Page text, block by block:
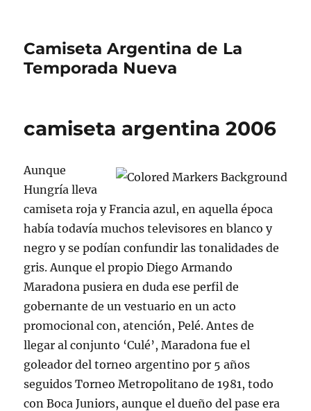
Camiseta Argentina de La
Temporada Nueva
camiseta argentina 2006
Aunque
Hungría lleva
camiseta roja y Francia azul, en aquella época
había todavía muchos televisores en blanco y
negro y se podían confundir las tonalidades de
gris. Aunque el propio Diego Armando
Maradona pusiera en duda ese perfil de
gobernante de un vestuario en un acto
promocional con, atención, Pelé. Antes de
llegar al conjunto ‘Culé’, Maradona fue el
goleador del torneo argentino por 5 años
seguidos Torneo Metropolitano de 1981, todo
con Boca Juniors, aunque el dueño del pase era